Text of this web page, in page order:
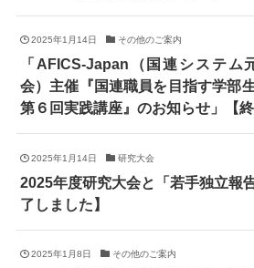
2025年1月14日 その他のご案内
「AFICS-Japan（国連システム
会）主催『国連職員を目指す学部
第６回実践講座』のお知らせ」【終
2025年1月14日 研究大会
2025年度研究大会と「若手独立報
了しました】
2025年1月8日 その他のご案内